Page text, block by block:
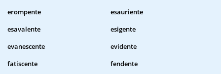
erompente
esauriente
esavalente
esigente
evanescente
evidente
fatiscente
fendente